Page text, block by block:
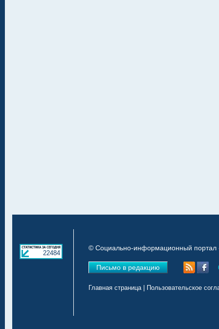
22484
© Социально-информационный портал
Письмо в редакцию
Главная страница| Пользовательское